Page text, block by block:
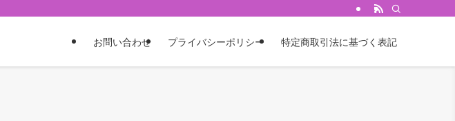
お問い合わせ プライバシーポリシー 特定商取引法に基づく表記